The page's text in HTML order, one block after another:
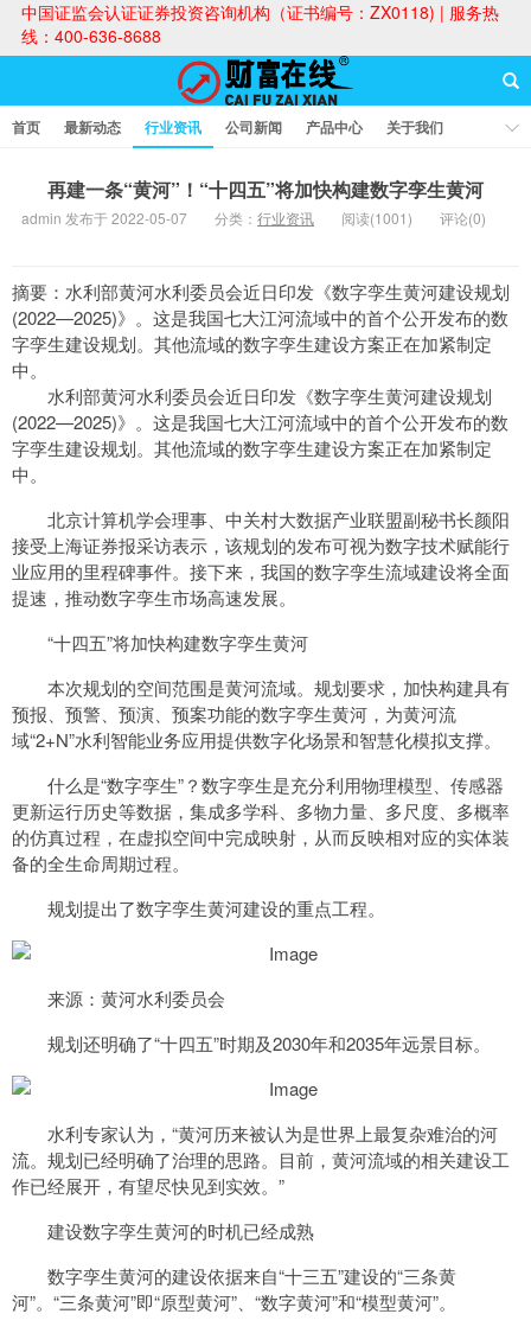
中国证监会认证证券投资咨询机构（证书编号：ZX0118) | 服务热
线：400-636-8688
首页 最新动态 行业资讯 公司新闻 产品中心
关于我们
再建一条“黄河”！“十四五”将加快构建数字孪生黄河
admin 发布于 2022-05-07 分类： 行业资讯 阅读(1001) 评论(0)
摘要：水利部黄河水利委员会近日印发《数字孪生黄河建设规划
(2022—2025)》。这是我国七大江河流域中的首个公开发布的数
字孪生建设规划。其他流域的数字孪生建设方案正在加紧制定
中。
水利部黄河水利委员会近日印发《数字孪生黄河建设规划
(2022—2025)》。这是我国七大江河流域中的首个公开发布的数
字孪生建设规划。其他流域的数字孪生建设方案正在加紧制定
中。
北京计算机学会理事、中关村大数据产业联盟副秘书长颜阳
接受上海证券报采访表示，该规划的发布可视为数字技术赋能行
业应用的里程碑事件。接下来，我国的数字孪生流域建设将全面
提速，推动数字孪生市场高速发展。
“十四五”将加快构建数字孪生黄河
本次规划的空间范围是黄河流域。规划要求，加快构建具有
预报、预警、预演、预案功能的数字孪生黄河，为黄河流
域“2+N”水利智能业务应用提供数字化场景和智慧化模拟支撑。
什么是“数字孪生”？数字孪生是充分利用物理模型、传感器
更新运行历史等数据，集成多学科、多物力量、多尺度、多概率
的仿真过程，在虚拟空间中完成映射，从而反映相对应的实体装
备的全生命周期过程。
规划提出了数字孪生黄河建设的重点工程。
来源：黄河水利委员会
规划还明确了“十四五”时期及2030年和2035年远景目标。
水利专家认为，“黄河历来被认为是世界上最复杂难治的河
流。规划已经明确了治理的思路。目前，黄河流域的相关建设工
作已经展开，有望尽快见到实效。”
建设数字孪生黄河的时机已经成熟
数字孪生黄河的建设依据来自“十三五”建设的“三条黄
河”。“三条黄河”即“原型黄河”、“数字黄河”和“模型黄河”。